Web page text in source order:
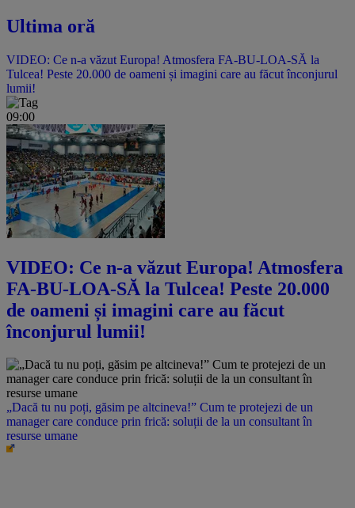
Ultima oră
VIDEO: Ce n-a văzut Europa! Atmosfera FA-BU-LOA-SĂ la
Tulcea! Peste 20.000 de oameni și imagini care au făcut înconjurul
lumii!
09:00
VIDEO: Ce n-a văzut Europa! Atmosfera
FA-BU-LOA-SĂ la Tulcea! Peste 20.000
de oameni și imagini care au făcut
înconjurul lumii!
„Dacă tu nu poți, găsim pe altcineva!” Cum te protejezi de un
manager care conduce prin frică: soluții de la un consultant în
resurse umane